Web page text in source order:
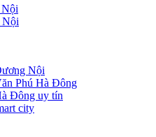
Nội
Nội
Nội
Phú Hà Đông
Đông uy tín
city